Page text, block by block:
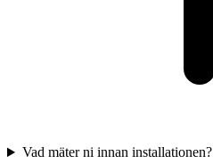
Vad mäter ni innan installationen?